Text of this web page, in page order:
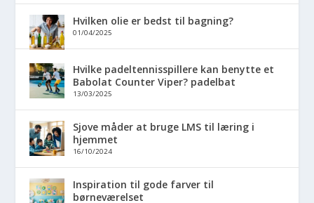
Hvilken olie er bedst til bagning?
01/04/2025
Hvilke padeltennisspillere kan benytte et
Babolat Counter Viper? padelbat
13/03/2025
Sjove måder at bruge LMS til læring i
hjemmet
16/10/2024
Inspiration til gode farver til
børneværelset